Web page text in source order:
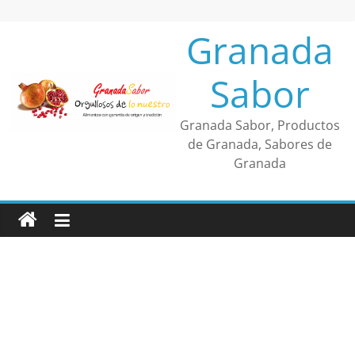
Granada
Sabor
Granada Sabor, Productos
de Granada, Sabores de
Granada